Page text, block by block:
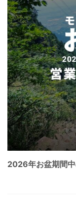
2026年お盆期間